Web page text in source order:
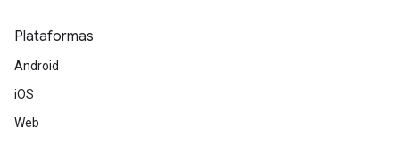
Plataformas
Android
iOS
Web